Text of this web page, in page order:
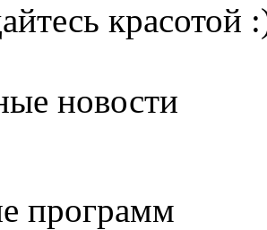
красотой
новости
программ